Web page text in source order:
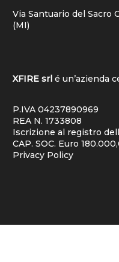
Via Santuario del Sacro
(MI)
XFIRE srlé un’azienda
P.IVA 04237890969
REA N. 1733808
Iscrizione al registro
CAP. SOC. Euro
Privacy Policy